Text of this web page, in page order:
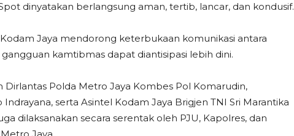
dinyatakan berlangsung aman, tertib, lancar, dan kondusif.
Jaya mendorong keterbukaan komunikasi antara
kamtibmas dapat diantisipasi lebih dini.
Polda Metro Jaya Kombes Pol Komarudin,
serta Asintel Kodam Jaya Brigjen TNI Sri Marantika
dilaksanakan secara serentak oleh PJU, Kapolres, dan